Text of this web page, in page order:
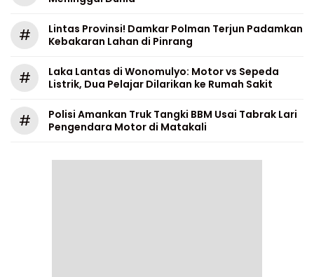
#
Lintas Provinsi! Damkar Polman Terjun Padamkan
Kebakaran Lahan di Pinrang
#
Laka Lantas di Wonomulyo: Motor vs Sepeda
Listrik, Dua Pelajar Dilarikan ke Rumah Sakit
#
Polisi Amankan Truk Tangki BBM Usai Tabrak Lari
Pengendara Motor di Matakali